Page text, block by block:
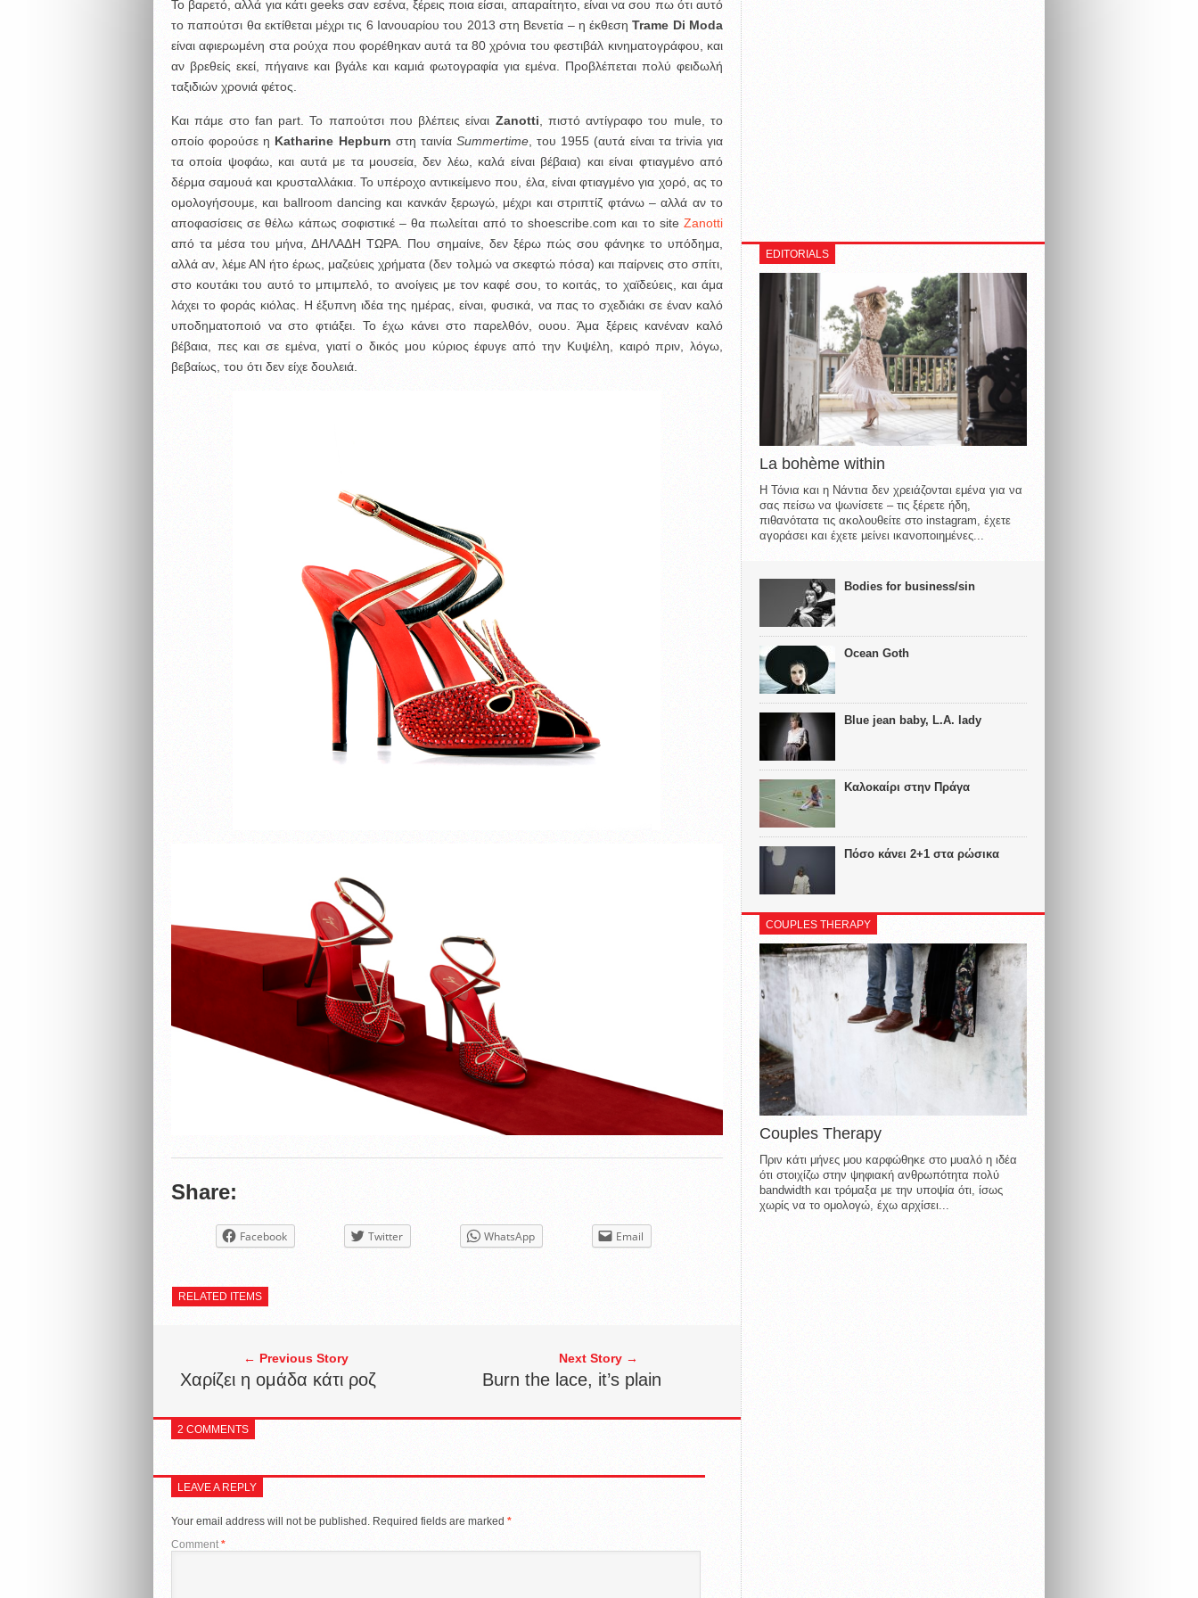
Το βαρετό, αλλά για κάτι geeks σαν εσένα, ξέρεις ποια είσαι, απαραίτητο, είναι να σου πω ότι αυτό
το παπούτσι θα εκτίθεται μέχρι τις 6 Ιανουαρίου του 2013 στη Βενετία – η έκθεσηTrame Di Moda
είναι αφιερωμένη στα ρούχα που φορέθηκαν αυτά τα 80 χρόνια του φεστιβάλ κινηματογράφου, και
αν βρεθείς εκεί, πήγαινε και βγάλε και καμιά φωτογραφία για εμένα. Προβλέπεται πολύ φειδωλή
ταξιδιών χρονιά φέτος.
Και πάμε στο fan part. To παπούτσι που βλέπεις είναι Zanotti , πιστό αντίγραφο του mule, το
οποίο φορούσε η Katharine Hepburn στη ταινίαSummertime , του 1955 (αυτά είναι τα trivia για
τα οποία ψοφάω, και αυτά με τα μουσεία, δεν λέω, καλά είναι βέβαια) και είναι φτιαγμένο από
δέρμα σαμουά και κρυσταλλάκια. Το υπέροχο αντικείμενο που, έλα, είναι φτιαγμένο για χορό, ας το
ομολογήσουμε, και ballroom dancing και κανκάν ξερωγώ, μέχρι και στριπτίζ φτάνω – αλλά αν το
αποφασίσεις σε θέλω κάπως σοφιστικέ – θα πωλείται από το shoescribe.com και το siteZanotti
από τα μέσα του μήνα, ΔΗΛΑΔΗ ΤΩΡΑ. Που σημαίνε, δεν ξέρω πώς σου φάνηκε το υπόδημα,
αλλά αν, λέμε ΑΝ ήτο έρως, μαζεύεις χρήματα (δεν τολμώ να σκεφτώ πόσα) και παίρνεις στο σπίτι,
στο κουτάκι του αυτό το μπιμπελό, το ανοίγεις με τον καφέ σου, το κοιτάς, το χαϊδεύεις, και άμα
λάχει το φοράς κιόλας. Η έξυπνη ιδέα της ημέρας, είναι, φυσικά, να πας το σχεδιάκι σε έναν καλό
υποδηματοποιό να στο φτιάξει. Το έχω κάνει στο παρελθόν, ουου. Άμα ξέρεις κανέναν καλό
βέβαια, πες και σε εμένα, γιατί ο δικός μου κύριος έφυγε από την Κυψέλη, καιρό πριν, λόγω,
βεβαίως, του ότι δεν είχε δουλειά.
Share:
Facebook Twitter WhatsApp Email
RELATED ITEMS
← Previous Story
Χαρίζει η ομάδα κάτι ροζ
Next Story →
Burn the lace, it’s plain
2 COMMENTS
LEAVE A REPLY
Your email address will not be published. Required fields are marked *
Comment*
EDITORIALS
La bohème within
Η Τόνια και η Νάντια δεν χρειάζονται εμένα για να
σας πείσω να ψωνίσετε – τις ξέρετε ήδη,
πιθανότατα τις ακολουθείτε στο instagram, έχετε
αγοράσει και έχετε μείνει ικανοποιημένες...
Bodies for business/sin
Ocean Goth
Blue jean baby, L.A. lady
Καλοκαίρι στην Πράγα
Πόσο κάνει 2+1 στα ρώσικα
COUPLES THERAPY
Couples Therapy
Πριν κάτι μήνες μου καρφώθηκε στο μυαλό η ιδέα
ότι στοιχίζω στην ψηφιακή ανθρωπότητα πολύ
bandwidth και τρόμαξα με την υποψία ότι, ίσως
χωρίς να το ομολογώ, έχω αρχίσει...